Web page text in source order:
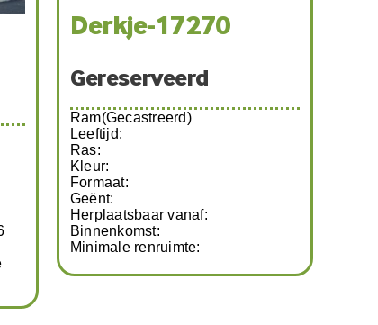
Bartje-17239
Ram(Gecastreerd)
Leeftijd: 15-8-2025
Ras: Kruising
Kleur: Wit/bruin
Formaat: Middel/klein
Geënt: 9-1-2026
Herplaatsbaar vanaf: 27-2-2026
Binnenkomst: 30-12-2026